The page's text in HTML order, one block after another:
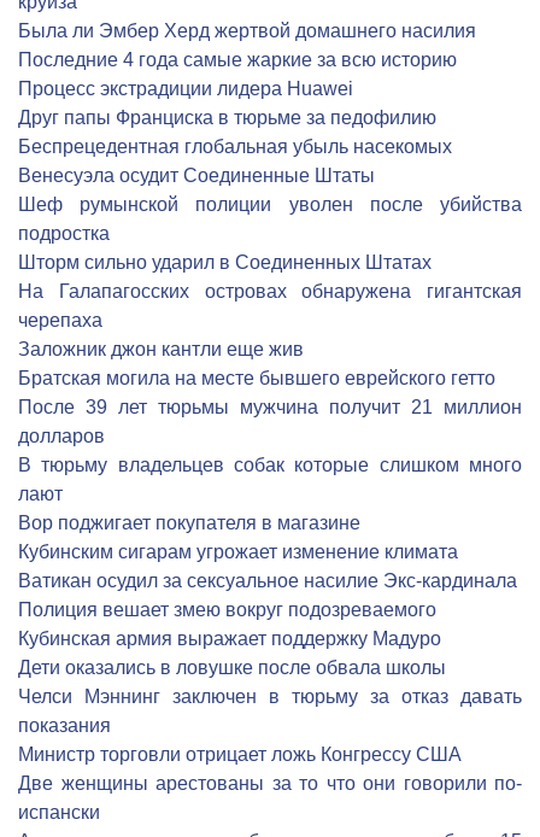
Была ли Эмбер Херд жертвой домашнего насилия
Последние 4 года самые жаркие за всю историю
Процесс экстрадиции лидера Huawei
Друг папы Франциска в тюрьме за педофилию
Беспрецедентная глобальная убыль насекомых
Венесуэла осудит Соединенные Штаты
Шеф румынской полиции уволен после убийства
подростка
Шторм сильно ударил в Соединенных Штатах
На Галапагосских островах обнаружена гигантская
черепаха
Заложник джон кантли еще жив
Братская могила на месте бывшего еврейского гетто
После 39 лет тюрьмы мужчина получит 21 миллион
долларов
В тюрьму владельцев собак которые слишком много
лают
Вор поджигает покупателя в магазине
Кубинским сигарам угрожает изменение климата
Ватикан осудил за сексуальное насилие Экс-кардинала
Полиция вешает змею вокруг подозреваемого
Кубинская армия выражает поддержку Мадуро
Дети оказались в ловушке после обвала школы
Челси Мэннинг заключен в тюрьму за отказ давать
показания
Министр торговли отрицает ложь Конгрессу США
Две женщины арестованы за то что они говорили по-
испански